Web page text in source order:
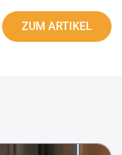
ZUM ARTIKEL